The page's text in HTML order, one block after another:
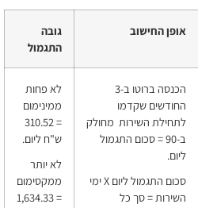
אופן החישוב
גובה
התגמול
הכנסה ברוטו ב-3
החודשים שקדמו
לתחילת השירות מחולק
ב-90 = סכום התגמול
ליום.
סכום התגמול ליום X ימי
השירות = סך כל
לא פחות
ממינימום
310.52
ש"חליום.
לא יותר
ממקסימום
1,634.33